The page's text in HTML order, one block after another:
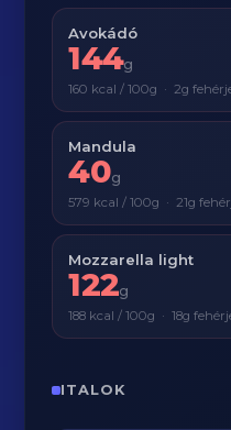
Avokádó
144g
160 kcal / 100g · 2g
Mandula
40g
579 kcal / 100g · 21g
Mozzarella light
122g
188 kcal / 100g · 18g
ITALOK